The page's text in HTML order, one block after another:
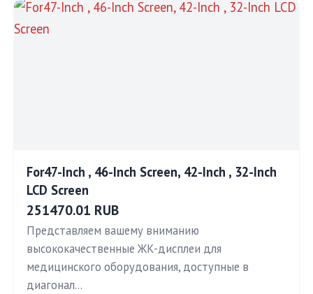
For47-Inch , 46-Inch Screen, 42-Inch , 32-Inch
LCD Screen
251470.01 RUB
Представляем вашему вниманию
высококачественные ЖК-дисплеи для
медицинского оборудования, доступные в
диагонал…